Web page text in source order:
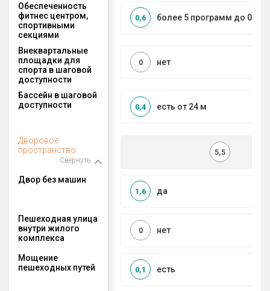
Обеспеченность
фитнес центром,
спортивными
секциями
более 5 программ до 0,5
0,6
Внеквартальные
площадки для
спорта в шаговой
доступности
нет
0
Бассейн в шаговой
доступности
есть от 24 м
0,4
Дворовое
пространство
Свернуть
5,5
Двор без машин
да
1,6
Пешеходная улица
внутри жилого
комплекса
нет
0
Мощение
пешеходных путей
есть
0,1